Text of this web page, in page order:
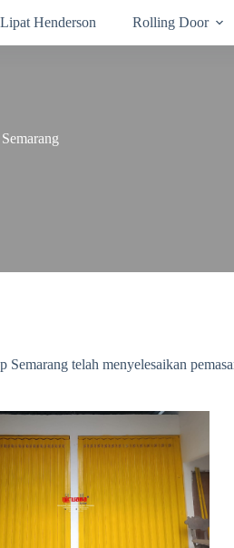
Henderson Rolling Door
Semarang telah menyelesaikan